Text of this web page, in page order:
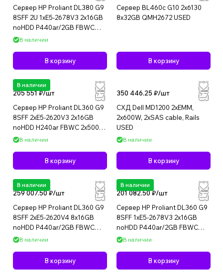
Сервер HP Proliant DL380 G9
8SFF 2U 1xE5-2678V3 2x16GB
noHDD P440ar/2GB FBWC
2x500W 1U USED
В наличии
В корзину
Сервер BL460c G10 2x6130
8x32GB QMH2672 USED
В корзину
В наличии
205 551 ₽/шт
Сервер HP Proliant DL360 G9
8SFF 2xE5-2620V3 2x16GB
noHDD H240ar FBWC 2x500W
1U USED
В наличии
В корзину
350 446.25 ₽/шт
СХД Dell MD1200 2xEMM,
2x600W, 2xSAS cable, Rails
USED
В наличии
В корзину
В наличии
259 007.50 ₽/шт
Сервер HP Proliant DL360 G9
8SFF 2xE5-2620V4 8x16GB
noHDD P440ar/2GB FBWC
2x800W 1U USED
В наличии
В корзину
В наличии
201 082.50 ₽/шт
Сервер HP Proliant DL360 G9
8SFF 1xE5-2678V3 2x16GB
noHDD P440ar/2GB FBWC
2x500W 1U USED
В наличии
В корзину